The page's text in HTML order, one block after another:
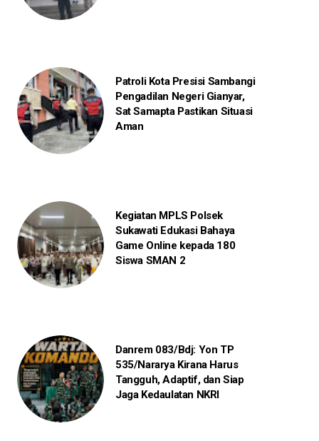
Patroli Kota Presisi Sambangi
Pengadilan Negeri Gianyar,
Sat Samapta Pastikan Situasi
Aman
Kegiatan MPLS Polsek
Sukawati Edukasi Bahaya
Game Online kepada 180
Siswa SMAN 2
Danrem 083/Bdj: Yon TP
535/Nararya Kirana Harus
Tangguh, Adaptif, dan Siap
Jaga Kedaulatan NKRI